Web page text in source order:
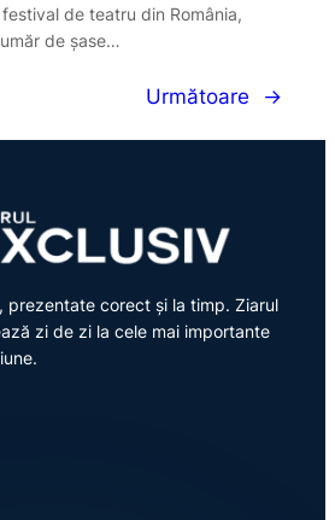
de teatru din România,
de șase…
Următoare →
prezentate corect și la timp. Ziarul
zi de zi la cele mai importante